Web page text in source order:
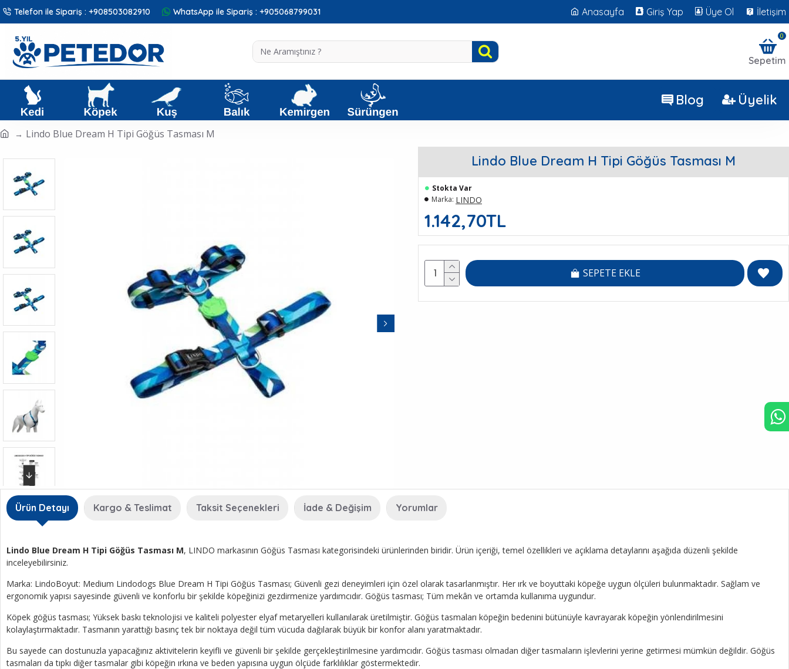
Telefon ile Sipariş : +908503082910 WhatsApp ile Sipariş : +905068799031 Anasayfa Giriş Yap Üye Ol İletişim
Sepetim
0
Blog Üyelik
Lindo Blue Dream H Tipi Göğüs Tasması M
Lindo Blue Dream H Tipi Göğüs Tasması M
1.142,70TL
Stokta Var
Marka: LINDO
SEPETE EKLE
Ürün Detayı Kargo & Teslimat Taksit Seçenekleri İade & Değişim Yorumlar
Lindo Blue Dream H Tipi Göğüs Tasması M, LINDO markasının Göğüs Tasması kategorisindeki ürünlerinden biridir. Ürün içeriği, temel özellikleri ve açıklama detaylarını aşağıda düzenli şekilde
inceleyebilirsiniz.
Marka: LindoBoyut: Medium Lindodogs Blue Dream H Tipi Göğüs Tasması; Güvenli gezi deneyimleri için özel olarak tasarlanmıştır. Her ırk ve boyuttaki köpeğe uygun ölçüleri bulunmaktadır. Sağlam ve
ergonomik yapısı sayesinde güvenli ve konforlu bir şekilde köpeğinizi gezdirmenize yardımcıdır. Göğüs tasması; Tüm mekân ve ortamda kullanıma uygundur.
Köpek göğüs tasması; Yüksek baskı teknolojisi ve kaliteli polyester elyaf metaryelleri kullanılarak üretilmiştir. Göğüs tasmaları köpeğin bedenini bütünüyle kavrayarak köpeğin yönlendirilmesini
kolaylaştırmaktadır. Tasmanın yarattığı basınç tek bir noktaya değil tüm vücuda dağılarak büyük bir konfor alanı yaratmaktadır.
Bu sayede can dostunuzla yapacağınız aktivitelerin keyifli ve güvenli bir şekilde gerçekleştirilmesine yardımcıdır. Göğüs tasması olmadan diğer tasmaların işlevlerini yerine getirmesi mümkün değildir. Göğüs
tasmaları da tıpkı diğer tasmalar gibi köpeğin ırkına ve beden yapısına uygun ölçüde farklılıklar göstermektedir.